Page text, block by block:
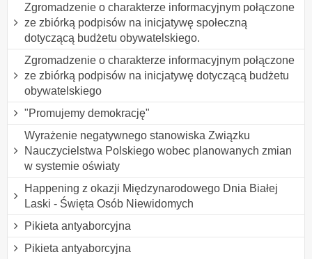
Zgromadzenie o charakterze informacyjnym połączone
ze zbiórką podpisów na inicjatywę społeczną
dotyczącą budżetu obywatelskiego.
Zgromadzenie o charakterze informacyjnym połączone
ze zbiórką podpisów na inicjatywę dotyczącą budżetu
obywatelskiego
"Promujemy demokrację"
Wyrażenie negatywnego stanowiska Związku
Nauczycielstwa Polskiego wobec planowanych zmian
w systemie oświaty
Happening z okazji Międzynarodowego Dnia Białej
Laski - Święta Osób Niewidomych
Pikieta antyaborcyjna
Pikieta antyaborcyjna